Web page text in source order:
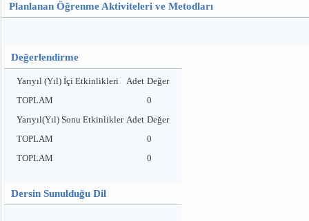
Planlanan Öğrenme Aktiviteleri ve Metodları
Değerlendirme
Yarıyıl (Yıl) İçi Etkinlikleri Adet Değer
TOPLAM
0
Yarıyıl(Yıl) Sonu Etkinlikler Adet Değer
TOPLAM
0
TOPLAM
0
Dersin Sunulduğu Dil